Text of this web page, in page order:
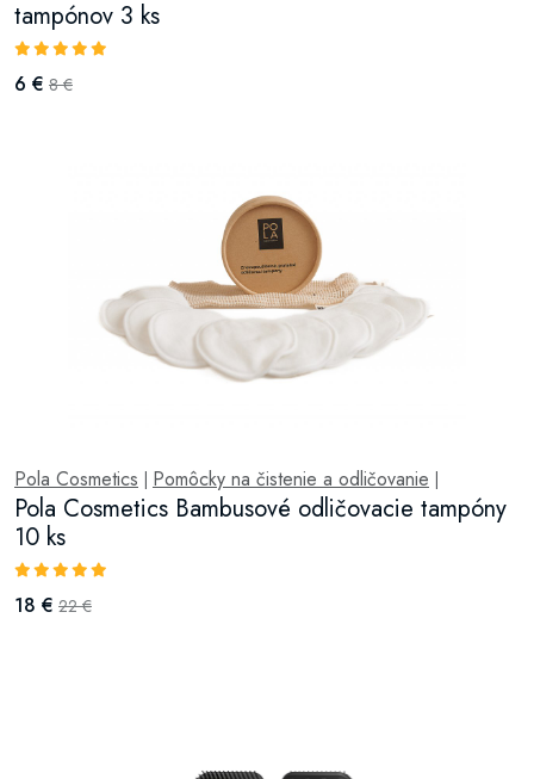
tampónov 3 ks
6 € 8 €
Pola Cosmetics Pomôcky na čistenie a odličovanie
Pola Cosmetics Bambusové odličovacie tampóny
10 ks
18 € 22 €